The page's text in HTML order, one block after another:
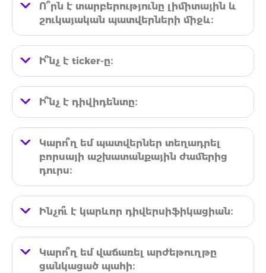
Ո՞րն է տարբերությունը լիմիտային և
շուկայական պատվերների միջև։
Ի՞նչ է ticker-ը։
Ի՞նչ է դիվիդենտը։
Կարո՞ղ եմ պատվերներ տեղադրել
բորսայի աշխատանքային ժամերից
դուրս։
Ինչո՞ւ է կարևոր դիվերսիֆիկացիան։
Կարո՞ղ եմ վաճառել արժեթուղթը
ցանկացած պահի։